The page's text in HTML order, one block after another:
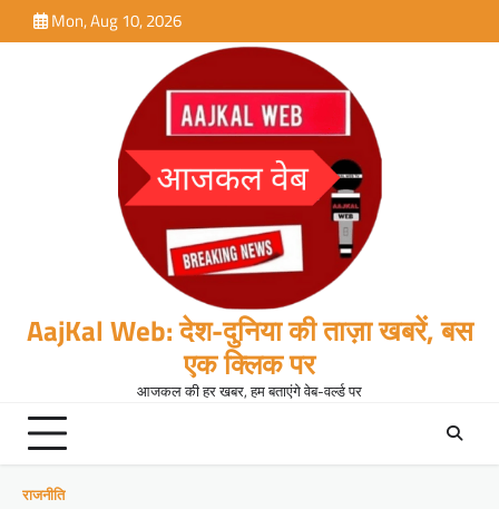
to
Mon, Aug 10, 2026
AajKal Web: देश-दुनिया की ताज़ा खबरें, बस
एक क्लिक पर
आजकल की हर खबर, हम बताएंगे वेब-वर्ल्ड पर
राजनीति